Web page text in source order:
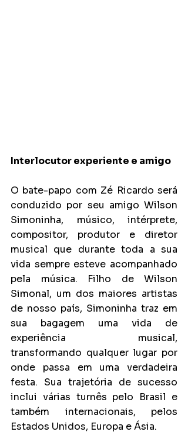
Interlocutor experiente e amigo
O bate-papo com Zé Ricardo será
conduzido por seu amigo Wilson
Simoninha, músico, intérprete,
compositor, produtor e diretor
musical que durante toda a sua
vida sempre esteve acompanhado
pela música. Filho de Wilson
Simonal, um dos maiores artistas
de nosso país, Simoninha traz em
sua bagagem uma vida de
experiência musical,
transformando qualquer lugar por
onde passa em uma verdadeira
festa. Sua trajetória de sucesso
inclui várias turnês pelo Brasil e
também internacionais, pelos
Estados Unidos, Europa e Ásia.